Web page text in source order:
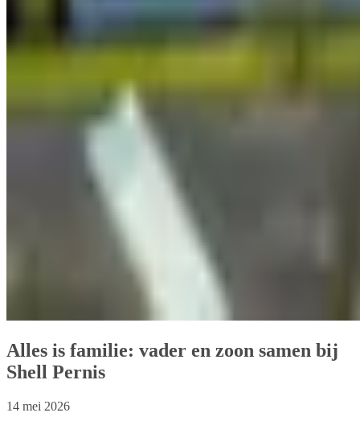
Alles is familie: vader en zoon samen bij
Shell Pernis
14 mei 2026